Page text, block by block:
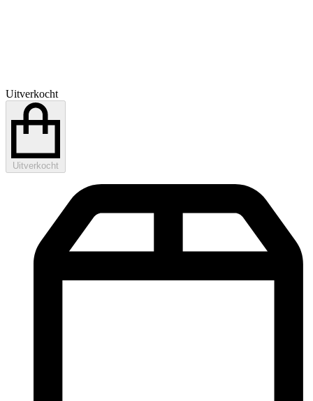
Uitverkocht
Uitverkocht